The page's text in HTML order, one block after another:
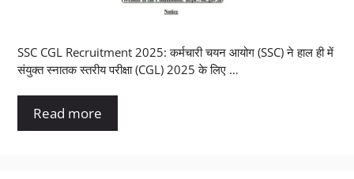
SSC CGL Recruitment 2025: कर्मचारी चयन आयोग (SSC) ने हाल ही में
संयुक्त स्नातक स्तरीय परीक्षा (CGL) 2025 के लिए …
Read more